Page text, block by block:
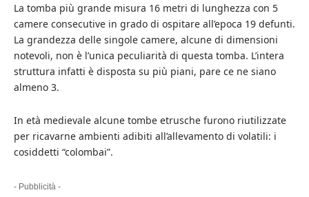
La tomba più grande misura 16 metri di lunghezza con 5
camere consecutive in grado di ospitare all’epoca 19 defunti.
La grandezza delle singole camere, alcune di dimensioni
notevoli, non è l’unica peculiarità di questa tomba. L’intera
struttura infatti è disposta su più piani, pare ce ne siano
almeno 3.
In età medievale alcune tombe etrusche furono riutilizzate
per ricavarne ambienti adibiti all’allevamento di volatili: i
cosiddetti “colombai”.
- Pubblicità -